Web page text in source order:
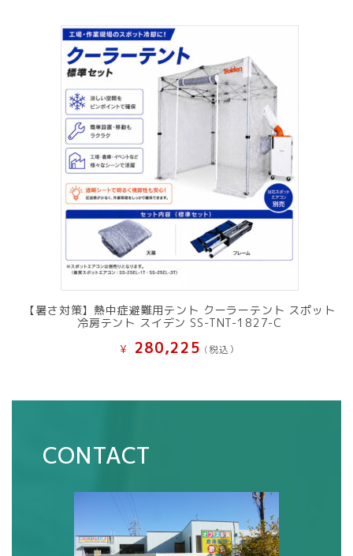
【暑さ対策】熱中症避難用テント クーラーテント スポット
冷房テント スイデン SS-TNT-1827-C
¥ 280,225 (税込）
CONTACT